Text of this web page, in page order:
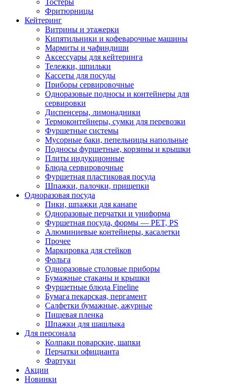
Тостеры
Фритюрницы
Кейтеринг
Витрины и этажерки
Кипятильники и кофеварочные машины
Мармиты и чафиндиши
Аксессуары для кейтеринга
Тележки, шпильки
Кассеты для посуды
Приборы сервировочные
Одноразовые подносы и контейнеры для
сервировки
Диспенсеры, лимонадники
Термоконтейнеры, сумки для перевозки
Фуршетные системы
Мусорные баки, пепельницы напольные
Подносы фуршетные, корзины и крышки
Плиты индукционные
Блюда сервировочные
Фуршетная пластиковая посуда
Шпажки, палочки, прищепки
Одноразовая посуда
Пики, шпажки для канапе
Одноразовые перчатки и униформа
Фуршетная посуда, формы — PET, PS
Алюминиевые контейнеры, касалетки
Прочее
Маркировка для стейков
Фольга
Одноразовые столовые приборы
Бумажные стаканы и крышки
Фуршетные блюда Fineline
Бумага пекарская, пергамент
Салфетки бумажные, ажурные
Пищевая пленка
Шпажки для шашлыка
Для персонала
Колпаки поварские, шапки
Перчатки официанта
Фартуки
Акции
Новинки